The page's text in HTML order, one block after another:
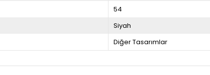
54
Siyah
Diğer Tasarımlar